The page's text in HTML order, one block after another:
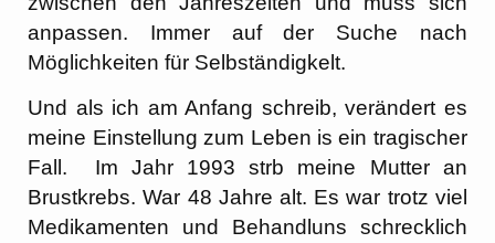
anpassen. Immer auf der Suche nach
Möglichkeiten für Selbständigkelt.
Und als ich am Anfang schreib, verändert es
meine Einstellung zum Leben is ein tragischer
Fall. Im Jahr 1993 strb meine Mutter an
Brustkrebs. War 48 Jahre alt. Es war trotz viel
Medikamenten und Behandluns schrecklich